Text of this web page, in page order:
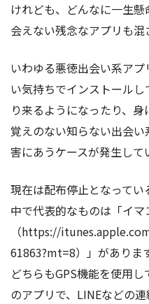
けれども、どんなに一生
会えない残念なアプリも混
いわゆる悪徳出会い系ア
い気持ちでインストール
り来るようになったり、
覚えのない知らない出会
害にあうケースが発生して
現在は配布停止となって
中で代表的なものは「イ
（https://
61863?mt=8）」があります
どちらもGPS機能を使用
のアプリで、LINEなどの